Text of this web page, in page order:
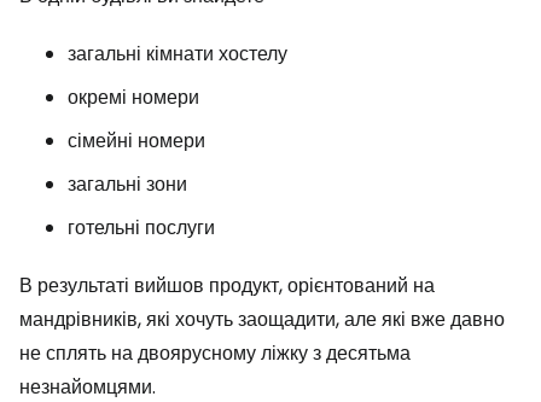
загальні кімнати хостелу
окремі номери
сімейні номери
загальні зони
готельні послуги
В результаті вийшов продукт, орієнтований на
мандрівників, які хочуть заощадити, але які вже давно
не сплять на двоярусному ліжку з десятьма
незнайомцями.